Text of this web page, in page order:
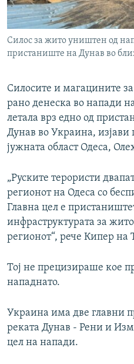
РСЕ веб страници
Силос за жито уништен од
пристаниште на Дунав во
Силосите и магацините
рано денеска во напади
летала врз едно од
Дунав во Украина, изјави
јужната област Одеса,
„Руските терористи
регионот на Одеса со
Главна цел е
инфраструктурата за жито
регионот“, рече Кипер на
Тој не прецизираше кое
нападнато.
Украина има две главни
реката Дунав - Рени и
цел на напади.